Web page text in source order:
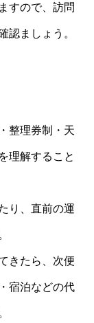
すので、訪問
認ましょう。
整理券制・天
理解すること
り、直前の運
きたら、次便
宿泊などの代